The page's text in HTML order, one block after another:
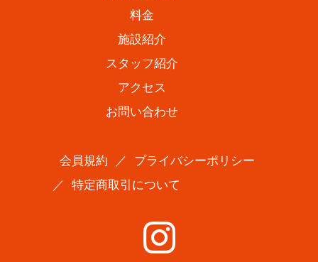
料金
施設紹介
スタッフ紹介
アクセス
お問い合わせ
会員規約 ／
プライバシーポリシー
／ 特定商取引について